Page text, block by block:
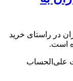
در راستای خرید
است.